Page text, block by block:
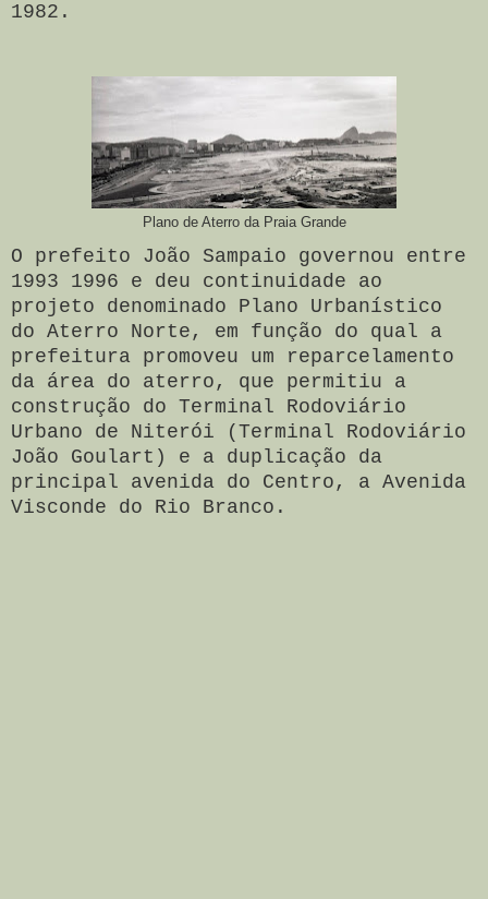
1982.
Plano de Aterro da Praia Grande
O prefeito João Sampaio governou entre
1993 1996 e deu continuidade ao
projeto denominado Plano Urbanístico
do Aterro Norte, em função do qual a
prefeitura promoveu um reparcelamento
da área do aterro, que permitiu a
construção do Terminal Rodoviário
Urbano de Niterói (Terminal Rodoviário
João Goulart) e a duplicação da
principal avenida do Centro, a Avenida
Visconde do Rio Branco.